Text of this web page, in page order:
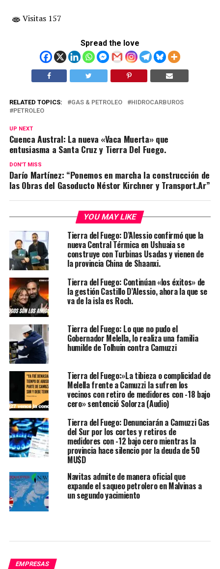
Visitas 157
Spread the love
RELATED TOPICS: GAS & PETROLEO
HIDROCARBUROS
PETROLEO
UP NEXT
Cuenca Austral: La nueva «Vaca Muerta» que
entusiasma a Santa Cruz y Tierra Del Fuego.
DON'T MISS
Darío Martínez: “Ponemos en marcha la construcción de
las Obras del Gasoducto Néstor Kirchner y Transport.Ar”
YOU MAY LIKE
Tierra del Fuego: D’Alessio confirmó que la
nueva Central Térmica en Ushuaia se
construye con Turbinas Usadas y vienen de
la provincia China de Shaanxi.
Tierra del Fuego: Continúan «los éxitos» de
la gestión Castillo D’Alessio, ahora la que se
va de la isla es Roch.
Tierra del Fuego: Lo que no pudo el
Gobernador Melella, lo realiza una familia
humilde de Tolhuin contra Camuzzi
Tierra del Fuego:»La tibieza o complicidad de
Melella frente a Camuzzi la sufren los
vecinos con retiro de medidores con -18 bajo
cero» sentenció Solorza (Audio)
Tierra del Fuego: Denunciarán a Camuzzi Gas
del Sur por los cortes y retiros de
medidores con -12 bajo cero mientras la
provincia hace silencio por la deuda de 50
MU$D
Navitas admite de manera oficial que
expande el saqueo petrolero en Malvinas a
un segundo yacimiento
EMPRESAS